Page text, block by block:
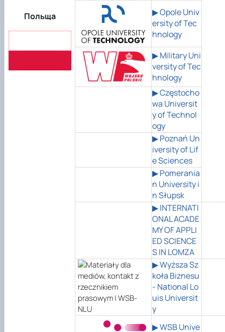
Польща
▶ Opole Univ
ersity of Tec
hnology
▶ Military Uni
versity of Tec
hnology
▶ Częstocho
wa Universit
y of Technol
ogy
▶ Poznań Un
iversity of Lif
e Sciences
▶ Pomerania
n University i
n Słupsk
▶ INTERNATI
ONAL ACADE
MY OF APPLI
ED SCIENCE
S IN LOMZA
▶ Wyższa Sz
koła Biznesu
- National Lo
uis Universit
y
▶WSB Unive